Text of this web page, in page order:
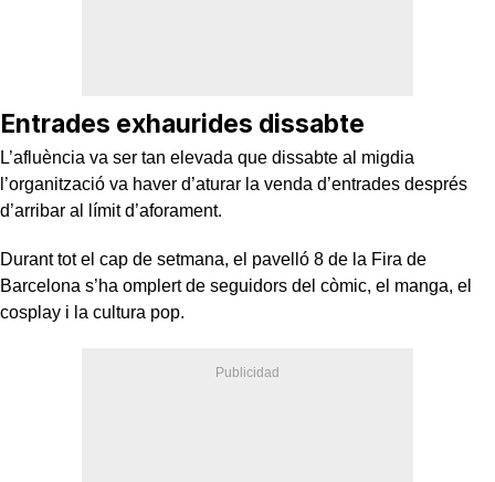
Entrades exhaurides dissabte
L’afluència va ser tan elevada que dissabte al migdia
l’organització va haver d’aturar la venda d’entrades després
d’arribar al límit d’aforament.
Durant tot el cap de setmana, el pavelló 8 de la Fira de
Barcelona s’ha omplert de seguidors del còmic, el manga, el
cosplay i la cultura pop.